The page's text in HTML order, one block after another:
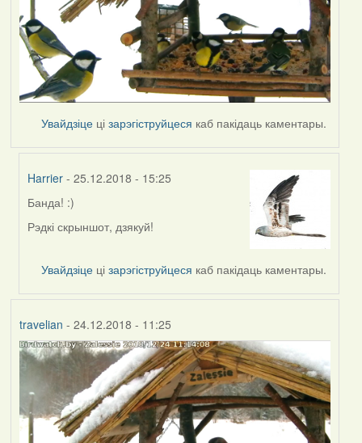
Увайдзіце цізарэгіструйцеся каб пакідаць каментары.
Harrier - 25.12.2018 - 15:25
In
reply
travelian
Банда! :)
Рэдкі скрыншот, дзякуй!
Увайдзіце цізарэгіструйцеся каб пакідаць каментары.
travelian - 24.12.2018 - 11:25